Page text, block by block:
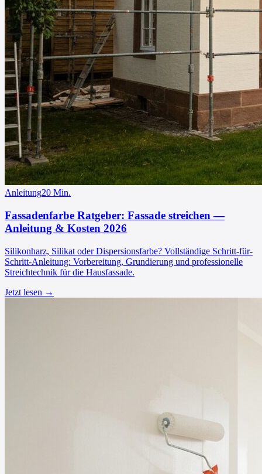
Anleitung20 Min.
Fassadenfarbe Ratgeber: Fassade streichen —
Anleitung & Kosten 2026
Silikonharz, Silikat oder Dispersionsfarbe? Vollständige Schritt-für-
Schritt-Anleitung: Vorbereitung, Grundierung und professionelle
Streichtechnik für die Hausfassade.
Jetzt lesen →